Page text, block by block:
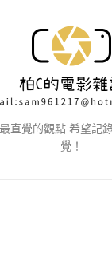
直覺的觀點 希望記
覺！